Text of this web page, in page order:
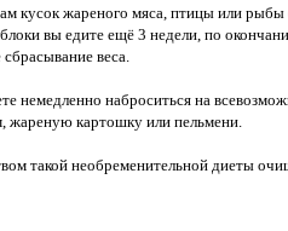
кусок жареного мяса, птицы или
вы едите ещё 3 недели, по
веса.
немедленно наброситься на
жареную картошку или пельмени.
такой необременительной диеты